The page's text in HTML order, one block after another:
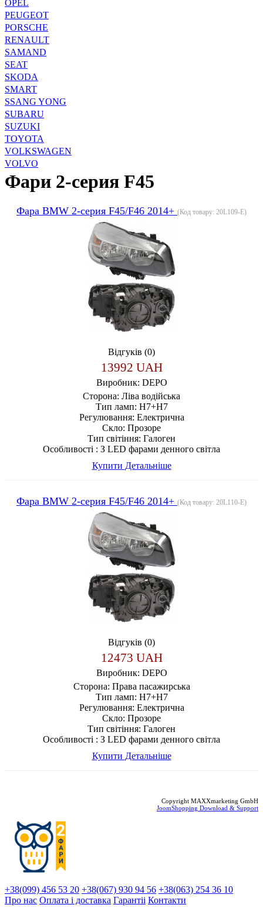
OPEL
PEUGEOT
PORSCHE
RENAULT
SAMAND
SEAT
SKODA
SMART
SSANG YONG
SUBARU
SUZUKI
TOYOTA
VOLKSWAGEN
VOLVO
Фари 2-серия F45
Фара BMW 2-серия F45/F46 2014+ (Код товару: 20L109-E)
Відгуків (0)
13992 UAH
Виробник: DEPO
Сторона: Ліва водійська
Тип ламп: H7+H7
Регулювання: Електрична
Скло: Прозоре
Тип світіння: Галоген
Особливості : З LED фарами денного світла
Купити Детальніше
Фара BMW 2-серия F45/F46 2014+ (Код товару: 20L110-E)
Відгуків (0)
12473 UAH
Виробник: DEPO
Сторона: Права пасажирська
Тип ламп: H7+H7
Регулювання: Електрична
Скло: Прозоре
Тип світіння: Галоген
Особливості : З LED фарами денного світла
Купити Детальніше
Copyright MAXXmarketing GmbH
JoomShopping Download & Support
+38(099) 456 53 20 +38(067) 930 94 56 +38(063) 254 36 10
Про нас Оплата і доставка Гарантіi Контакти